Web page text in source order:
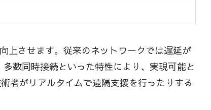
上させます。従来のネットワークでは遅延が
数同時接続といった特性により、実現可能と
者がリアルタイムで遠隔支援を行ったりする